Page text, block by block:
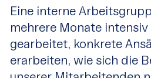
Eine interne
mehrere Monate intensiv
gearbeitet, konkrete
erarbeiten, wie sich die